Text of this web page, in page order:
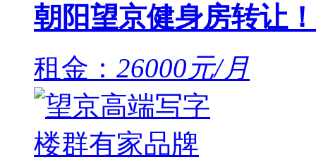
朝阳望京健身房转让
租金： 26000元/月